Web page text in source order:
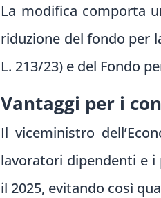
La modifica comporta
riduzione del fondo per
L. 213/23) e del Fondo
Vantaggi per i
Il viceministro
lavoratori dipendenti e i
il 2025, evitando così